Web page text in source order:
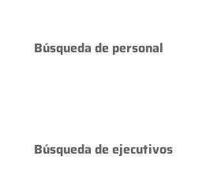
Búsqueda de personal
Búsqueda de ejecutivos